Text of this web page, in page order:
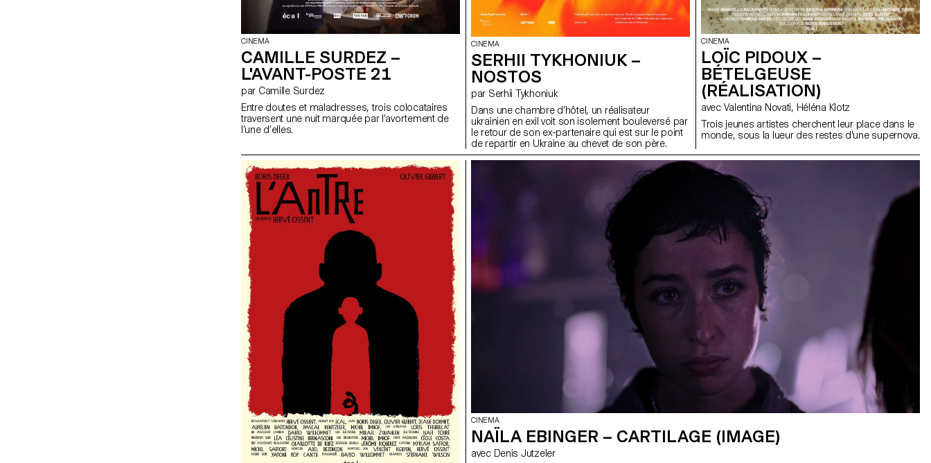
CINEMA
CAMILLE SURDEZ –
L'AVANT-POSTE 21
par Camille Surdez
Entre doutes et maladresses, trois colocataires
traversent une nuit marquée par l’avortement de
l’une d’elles.
CINEMA
SERHII TYKHONIUK –
NOSTOS
par Serhii Tykhoniuk
Dans une chambre d’hôtel, un réalisateur
ukrainien en exil voit son isolement bouleversé par
le retour de son ex-partenaire qui est sur le point
de repartir en Ukraine au chevet de son père.
CINEMA
LOÏC PIDOUX –
BÉTELGEUSE
(RÉALISATION)
avec Valentina Novati, Héléna Klotz
Trois jeunes artistes cherchent leur place dans le
monde, sous la lueur des restes d'une supernova.
CINEMA
NAÏLA EBINGER – CARTILAGE (IMAGE)
avec Denis Jutzeler